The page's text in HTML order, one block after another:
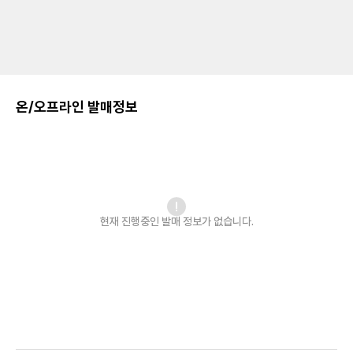
온/오프라인 발매정보
현재 진행중인 발매 정보가 없습니다.